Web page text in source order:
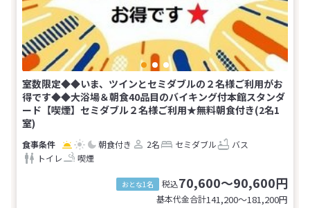
室数限定◆◆いま、ツインとセミダブルの２名様ご利用がお
得です◆◆大浴場＆朝食40品目のバイキング付本館スタンダ
ード【喫煙】セミダブル２名様ご利用★無料朝食付き(2名1
室)
朝食付き 2名 セミダブル
バス
トイレ
喫煙
おとな1名 税込70,600～90,600円
基本代金合計141,200〜181,200円